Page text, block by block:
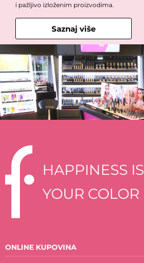
i pažljivo izloženim proizvodima.
Saznaj više
HAPPINESS IS
YOUR COLOR
ONLINE KUPOVINA